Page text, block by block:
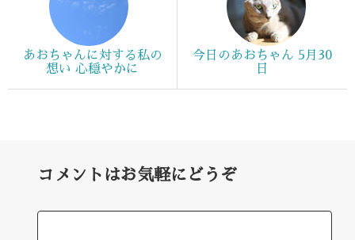
あおちゃんに対する私の
想い 心穏やかに
今日のあおちゃん 5月30
日
コメントはお気軽にどうぞ